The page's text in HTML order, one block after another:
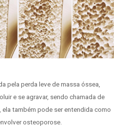
pela perda leve de massa óssea,
e se agravar, sendo chamada de
também pode ser entendida como
osteoporose.